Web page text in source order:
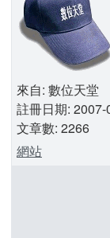
來自: 數位天堂
註冊日期: 2007-
文章數: 2266
網站